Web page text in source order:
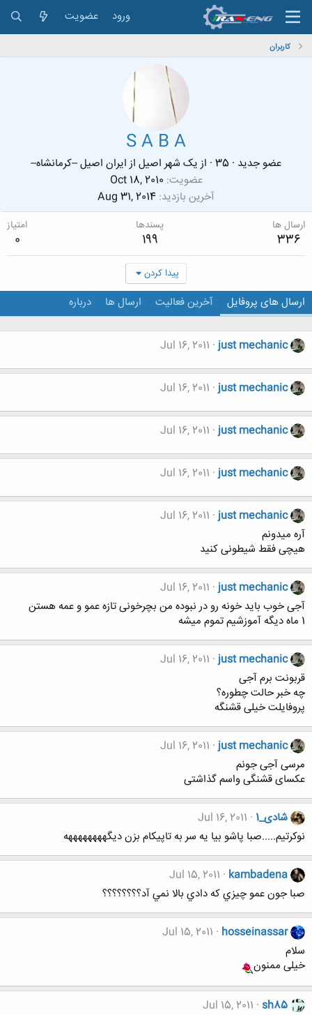
ورود عضویت
کاربران
S A B A
عضو جدید ·
· از یک شهر اصیل از ایران اصیل --کرمانشاه--
عضویت Oct 18, 2010
آخرین بازدید Aug 31, 2014
ارسال ها
336
پسندها
199
امتیاز
0
پیدا کردن
ارسال های پروفایل آخرین فعالیت ارسال ها درباره
just mechanic
Jul 16, 2011
just mechanic
Jul 16, 2011
just mechanic
Jul 16, 2011
just mechanic
Jul 16, 2011
just mechanic
Jul 16, 2011
آره میدونم
هیچی فقط شیطونی کنید
just mechanic
Jul 16, 2011
آجی خوب باید خونه رو در نبوده من بچرخونی تازه عمو و عمه هستن
1 ماه دیگه آموزشیم تموم میشه
just mechanic
Jul 16, 2011
قربونت برم آجی
چه خبر حالت چطوره؟
پروفایلت خیلی قشنگه
just mechanic
Jul 16, 2011
مرسی آجی جونم
عکسای قشنگی واسم گذاشتی
شادی_1
Jul 16, 2011
نوکرتیم.....صبا پاشو بیا یه سر به تاپیکام بزن دیگههههههههه
kambadena
Jul 15, 2011
صبا جون عمو چيزي كه دادي بالا نمي آد؟؟؟؟؟؟؟؟
hosseinassar
Jul 15, 2011
سلام
خیلی ممنون
sh85
Jul 15, 2011